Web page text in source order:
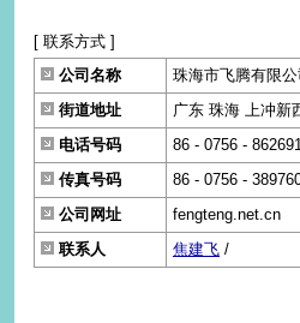
[ 联系方式 ]
公司名称
珠海市飞腾有限
街道地址
广东 珠海 上冲新
电话号码
86 - 0756 -
传真号码
86 - 0756 -
公司网址
fengteng.net.cn
联系人
焦建飞 /